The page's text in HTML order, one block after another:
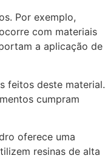
Por exemplo,
com materiais
a aplicação de
feitos deste material.
cumpram
oferece uma
resinas de alta